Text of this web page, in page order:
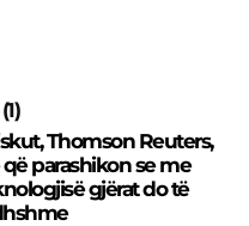
Thomson Reuters,
parashikon se me
gjërat do të